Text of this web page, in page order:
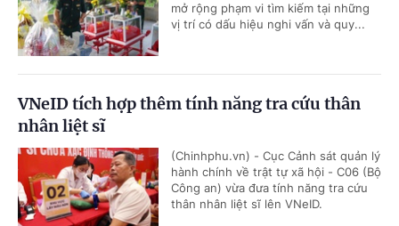
mở rộng phạm vi tìm kiếm tại những
vị trí có dấu hiệu nghi vấn và quy...
VNeID tích hợp thêm tính năng tra cứu thân
nhân liệt sĩ
(Chinhphu.vn) - Cục Cảnh sát quản lý
hành chính về trật tự xã hội - C06 (Bộ
Công an) vừa đưa tính năng tra cứu
thân nhân liệt sĩ lên VNeID.